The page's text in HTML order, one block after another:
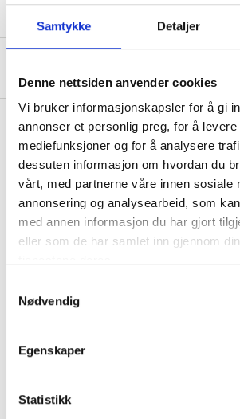
Samtykke Detaljer
Denne nettsiden anvender cookies
Vi bruker informasjonskapsler for å gi
annonser et personlig preg, for å
mediefunksjoner og for å analysere
dessuten informasjon om hvordan du
vårt, med partnerne våre innen sosiale
annonsering og analysearbeid, som
med annen informasjon du har gjort
eller som de har samlet inn gjennom
Nødvendig
Egenskaper
Statistikk
About the manufacturer
Accessories
DRILL TO HOLE